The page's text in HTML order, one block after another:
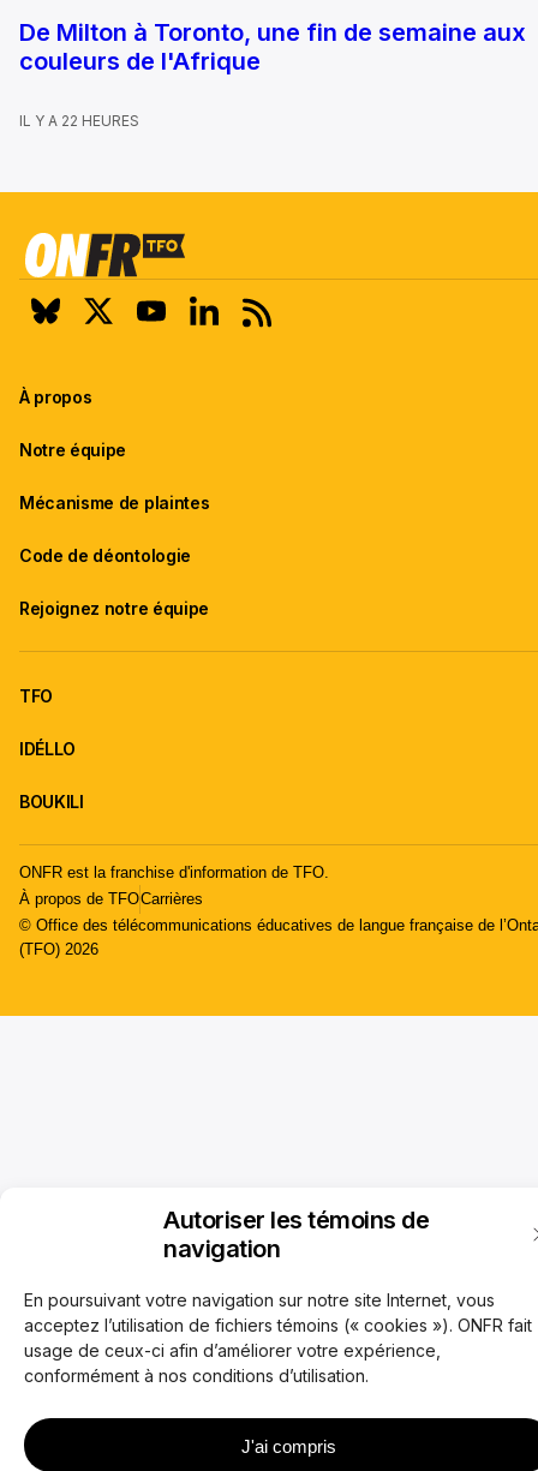
Autoriser les témoins de
navigation
En poursuivant votre navigation sur notre site Internet, vous
acceptez l’utilisation de fichiers témoins (« cookies »). ONFR fait
usage de ceux-ci afin d’améliorer votre expérience,
conformément à nos conditions d’utilisation.
J'ai compris
De Milton à Toronto, une fin de semaine aux
couleurs de l'Afrique
IL Y A 22 HEURES
À propos
Notre équipe
Mécanisme de plaintes
Code de déontologie
Rejoignez notre équipe
TFO
IDÉLLO
BOUKILI
ONFR est la franchise d'information de TFO.
À propos de TFOCarrières
© Office des télécommunications éducatives de langue française de
(TFO) 2026